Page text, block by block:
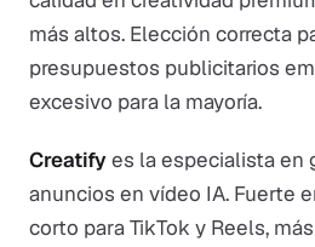
más altos. Elección correcta
presupuestos publicitarios
excesivo para la mayoría.
Creatifyes la especialista en
anuncios en vídeo IA. Fuerte
corto para TikTok y Reels,